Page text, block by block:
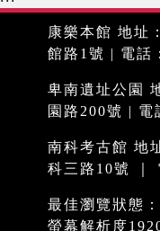
康樂本館 地址
館路1號 | 電話
卑南遺址公園
園路200號 | 電
南科考古館 地
科三路10號 ｜
最佳瀏覽狀態
螢幕解析度